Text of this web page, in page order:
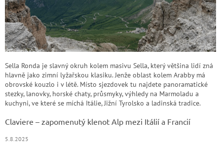
Sella Ronda je slavný okruh kolem masivu Sella, který většina lidí zná
hlavně jako zimní lyžařskou klasiku. Jenže oblast kolem Arabby má
obrovské kouzlo i v létě. Místo sjezdovek tu najdete panoramatické
stezky, lanovky, horské chaty, průsmyky, výhledy na Marmoladu a
kuchyni, ve které se míchá Itálie, Jižní Tyrolsko a ladinská tradice.
Claviere – zapomenutý klenot Alp mezi Itálií a Francií
5.8.2025